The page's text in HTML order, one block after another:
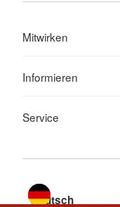
Mitwirken
Informieren
Service
Sprache wechseln zu